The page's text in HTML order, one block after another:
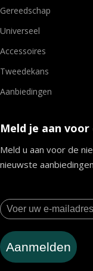
Gereedschap
Universeel
Accessoires
Tweedekans
Aanbiedingen
Meld je aan
Meld u aan voor de
nieuwste
Aanmelden